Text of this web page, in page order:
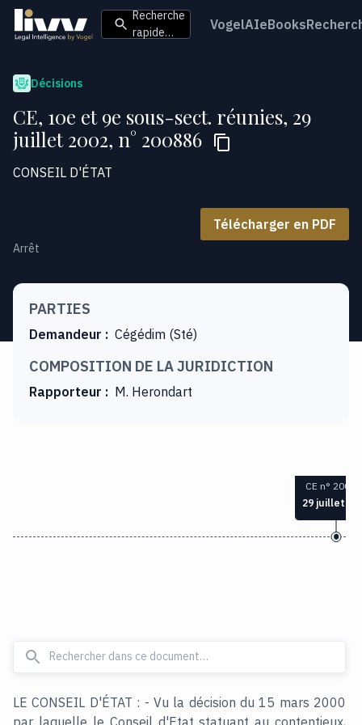
Recherche
rapide…
VogelAIeBooks
Décisions
CE, 10e et 9e sous-sect. réunies, 29
juillet 2002, n° 200886
CONSEIL D'ÉTAT
Télécharger en PDF
Arrêt
PARTIES
Demandeur : Cégédim (Sté)
COMPOSITION DE LA JURIDICTION
Rapporteur : M. Herondart
CE n°
29 juillet
LE CONSEIL D'ÉTAT : - Vu la décision du 15 mars 2000
par laquelle le Conseil d'Etat statuant au contentieux,